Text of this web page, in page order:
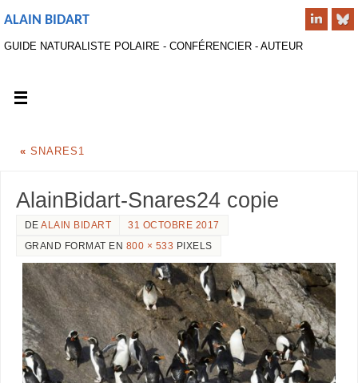
ALAIN BIDART
GUIDE NATURALISTE POLAIRE - CONFÉRENCIER - AUTEUR
« SNARES1
AlainBidart-Snares24 copie
DEALAIN BIDART
31 OCTOBRE 2017
GRAND FORMAT EN 800 × 533 PIXELS